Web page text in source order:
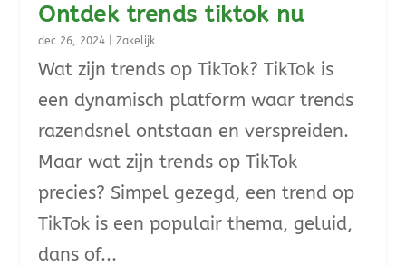
Ontdek trends tiktok nu
dec 26, 2024 |Zakelijk
Wat zijn trends op TikTok? TikTok is
een dynamisch platform waar trends
razendsnel ontstaan en verspreiden.
Maar wat zijn trends op TikTok
precies? Simpel gezegd, een trend op
TikTok is een populair thema, geluid,
dans of...